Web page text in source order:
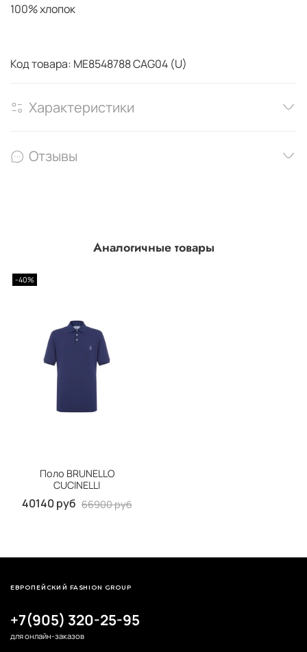
100% хлопок
Код товара: ME8548788 CAG04 (U)
Характеристики
Отзывы
Аналогичные товары
-40%
Поло BRUNELLO
CUCINELLI
40140 руб 66900 руб
+7(905) 320-25-95
для онлайн-заказов
ЕВРОПЕЙСКИЙ FASHION GROUP